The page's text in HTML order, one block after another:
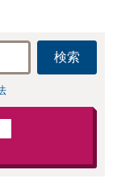
検索